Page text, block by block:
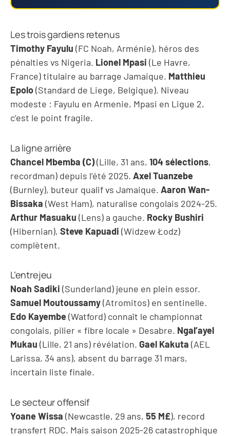
Les trois gardiens retenus
Timothy Fayulu (FC Noah, Arménie), héros des
pénalties vs Nigeria. Lionel Mpasi (Le Havre,
France) titulaire au barrage Jamaique. Matthieu
Epolo(Standard de Liege, Belgique). Niveau
modeste : Fayulu en Armenie, Mpasi en Ligue 2,
c’est le point fragile.
La ligne arrière
Chancel Mbemba (C)(Lille, 31 ans, 104 sélections,
recordman) depuis l’été 2025. Axel Tuanzebe
(Burnley), buteur qualif vs Jamaique. Aaron Wan-
Bissaka (West Ham), naturalise congolais 2024-25.
Arthur Masuaku (Lens) a gauche. Rocky Bushiri
(Hibernian), Steve Kapuadi (Widzew Łodz)
complètent.
L’entrejeu
Noah Sadiki (Sunderland) jeune en plein essor.
Samuel Moutoussamy(Atromitos) en sentinelle.
Edo Kayembe(Watford) connaît le championnat
congolais, pilier « fibre locale » Desabre. Ngal’ayel
Mukau (Lille, 21 ans) révélation. Gael Kakuta (AEL
Larissa, 34 ans), absent du barrage 31 mars,
incertain liste finale.
Le secteur offensif
Yoane Wissa (Newcastle, 29 ans, 55 M£), record
transfert RDC. Mais saison 2025-26 catastrophique